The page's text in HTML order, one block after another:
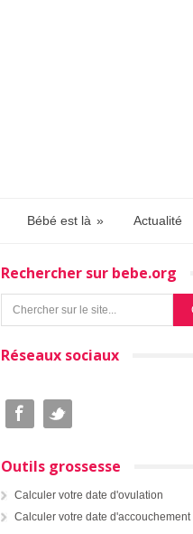
Bébé est là » Actualité
Rechercher sur bebe.org
Réseaux sociaux
Outils grossesse
Calculer votre date d'ovulation
Calculer votre date d'accouchement